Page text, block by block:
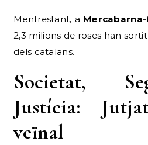
Mentrestant, a
2,3 milions de roses han
dels catalans.
Societat,
Justícia:
veïnal